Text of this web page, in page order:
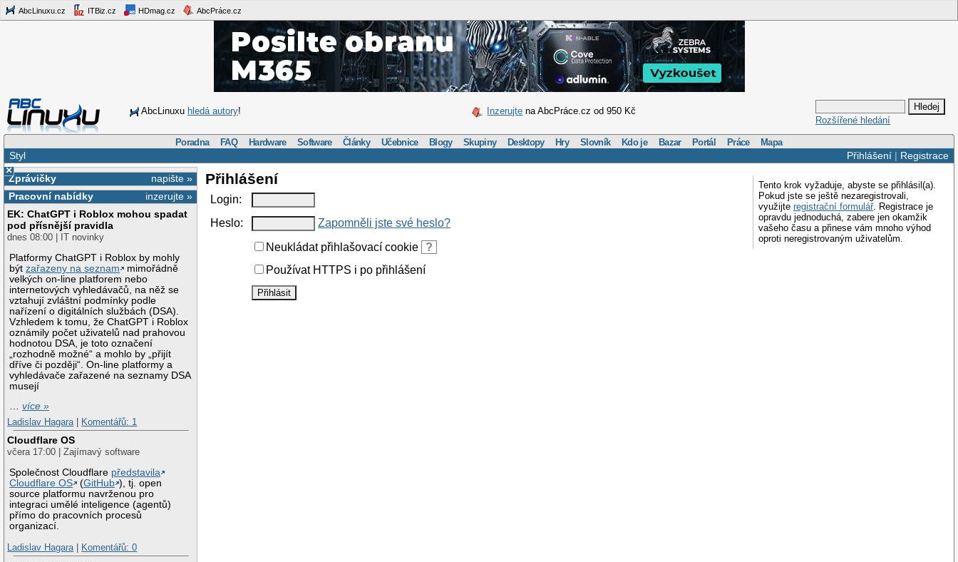
AbcLinuxu.cz ITBiz.cz HDmag.cz AbcPráce.cz
AbcLinuxu hledá autory! Inzerujte na AbcPráce.cz od 950 Kč
Rozšířené hledání
Poradna FAQ Hardware Software Články Učebnice Blogy Skupiny Desktopy Hry Slovník Kdo je Bazar Portál Práce Mapa
Přihlášení| Registrace
Styl
×
napište »
Zprávičky
inzerujte »
Pracovní nabídky
EK: ChatGPT i Roblox mohou spadat
pod přísnější pravidla
dnes 08:00 | IT novinky
Platformy ChatGPT i Roblox by mohly
býtzařazeny na seznam
mimořádně
velkých on-line platforem nebo
internetových vyhledávačů, na něž se
vztahují zvláštní podmínky podle
nařízení o digitálních službách (DSA).
Vzhledem k tomu, že ChatGPT i Roblox
oznámily počet uživatelů nad prahovou
hodnotou DSA, je toto označení
„rozhodně možné“ a mohlo by „přijít
dříve či později“. On-line platformy a
vyhledávače zařazené na seznamy DSA
musejí
…více »
Ladislav Hagara
Komentářů: 1
Cloudflare OS
včera 17:00 | Zajímavý software
Společnost Cloudflare představila
Cloudflare OS
(GitHub ), tj. open
source platformu navrženou pro
integraci umělé inteligence (agentů)
přímo do pracovních procesů
organizací.
Ladislav Hagara
Komentářů: 0
Tento krok vyžaduje, abyste se přihlásil(a).
Pokud jste se ještě nezaregistrovali,
využijte registrační formulář. Registrace je
opravdu jednoduchá, zabere jen okamžik
vašeho času a přinese vám mnoho výhod
oproti neregistrovaným uživatelům.
Přihlášení
Login:
Heslo:
Zapomněli jste své heslo?
Neukládat přihlašovací cookie
?
Používat HTTPS i po přihlášení